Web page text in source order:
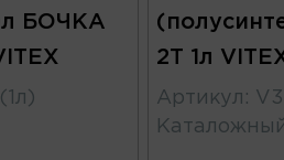
БОЧКА
2T 1л
Артикул :